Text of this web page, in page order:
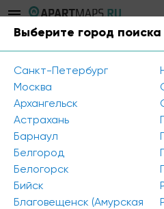
Главная/
Обводного канала займут
Около половины
на набережной
займут апартаменты
Выберите город поиска
Санкт-Петербург
Москва
Архангельск
Астрахань
Барнаул
Белгород
Белогорск
Бийск
Благовещенск (Амурская